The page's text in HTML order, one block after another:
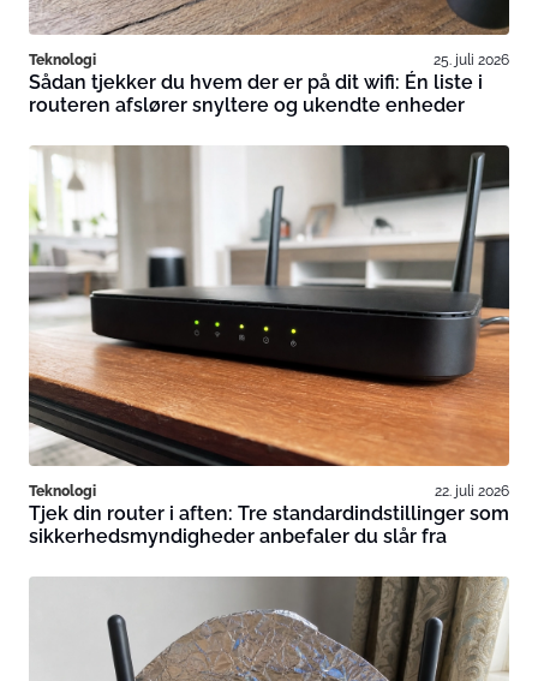
Teknologi 25. juli 2026
Sådan tjekker du hvem der er på dit wifi: Én liste i
routeren afslører snyltere og ukendte enheder
Teknologi 22. juli 2026
Tjek din router i aften: Tre standardindstillinger som
sikkerhedsmyndigheder anbefaler du slår fra